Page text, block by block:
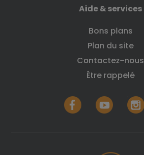
Aide & services
Bons plans
Plan du site
Contactez-nous
Être rappelé